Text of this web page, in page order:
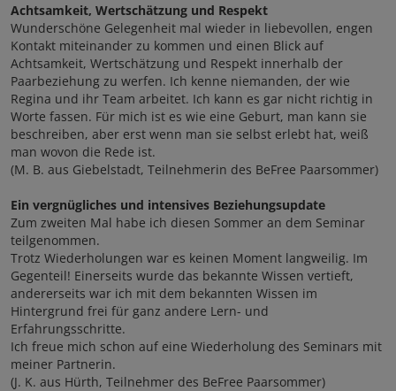
Achtsamkeit, Wertschätzung und Respekt
Wunderschöne Gelegenheit mal wieder in liebevollen, engen
Kontakt miteinander zu kommen und einen Blick auf
Achtsamkeit, Wertschätzung und Respekt innerhalb der
Paarbeziehung zu werfen. Ich kenne niemanden, der wie
Regina und ihr Team arbeitet. Ich kann es gar nicht richtig in
Worte fassen. Für mich ist es wie eine Geburt, man kann sie
beschreiben, aber erst wenn man sie selbst erlebt hat, weiß
man wovon die Rede ist.
(M. B. aus Giebelstadt, Teilnehmerin des BeFree Paarsommer)
Ein vergnügliches und intensives Beziehungsupdate
Zum zweiten Mal habe ich diesen Sommer an dem Seminar
teilgenommen.
Trotz Wiederholungen war es keinen Moment langweilig. Im
Gegenteil! Einerseits wurde das bekannte Wissen vertieft,
andererseits war ich mit dem bekannten Wissen im
Hintergrund frei für ganz andere Lern- und
Erfahrungsschritte.
Ich freue mich schon auf eine Wiederholung des Seminars mit
meiner Partnerin.
(J. K. aus Hürth, Teilnehmer des BeFree Paarsommer)